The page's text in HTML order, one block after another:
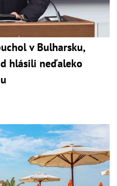
v Bulharsku,
hlásili neďaleko